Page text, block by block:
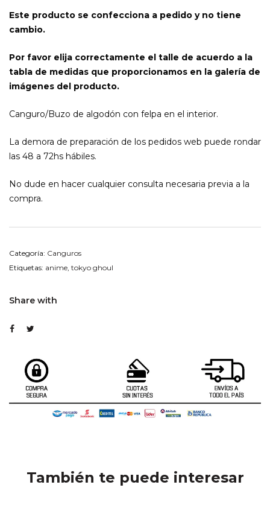
Este producto se confecciona a pedido y no tiene
cambio.
Por favor elija correctamente el talle de acuerdo a la
tabla de medidas que proporcionamos en la galería de
imágenes del producto.
Canguro/Buzo de algodón con felpa en el interior.
La demora de preparación de los pedidos web puede rondar
las 48 a 72hs hábiles.
No dude en hacer cualquier consulta necesaria previa a la
compra.
Categoría: Canguros
Etiquetas: anime, tokyo ghoul
Share with
También te puede interesar